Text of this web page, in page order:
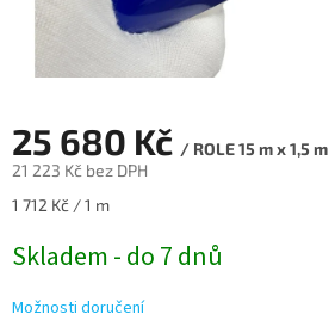
25 680 Kč / ROLE 15 m x 1,5 m
21 223 Kč bez DPH
Měrná
1 712 Kč / 1 m
Skladem - do 7 dnů
Možnosti doručení